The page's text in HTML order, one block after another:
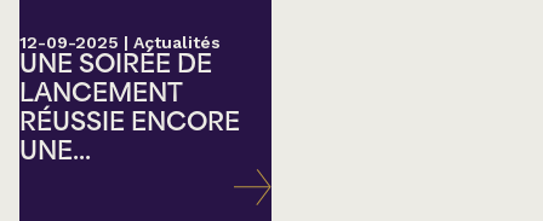
12-09-2025 | Actualités
UNE SOIRÉE DE
LANCEMENT
RÉUSSIE ENCORE
UNE...